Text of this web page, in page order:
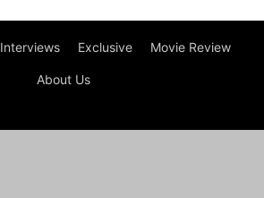
Interviews Exclusive Movie Review
About Us